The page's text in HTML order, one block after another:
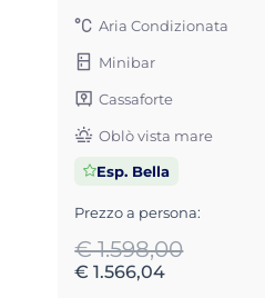
Aria Condizionata
Minibar
Cassaforte
Oblò vista mare
Esp. Bella
Prezzo a persona:
€ 1.598,00
€ 1.566,04